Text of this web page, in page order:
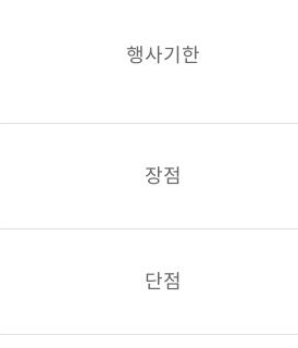
행사기한
장점
단점